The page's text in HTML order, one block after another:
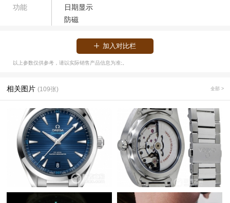
功能
日期显示
防磁
加入对比栏
以上参数仅供参考，请以实际销售产品信息为准;。
相关图片 (109张) 全部 >